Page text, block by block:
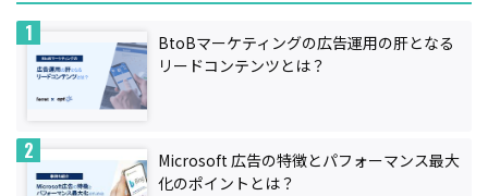
BtoBマーケティングの広告運用の肝となる
リードコンテンツとは？
Microsoft 広告の特徴とパフォーマンス最大
化のポイントとは？